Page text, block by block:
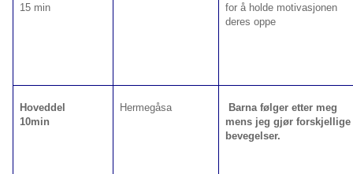
15 min
for å holde motivasjonen
deres oppe
Hoveddel
10min
Hermegåsa
Barna følger etter meg
mens jeg gjør forskjellige
bevegelser.